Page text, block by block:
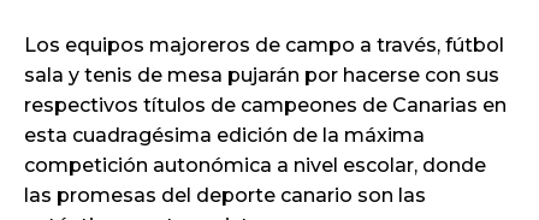
Los equipos majoreros de campo a través, fútbol
sala y tenis de mesa pujarán por hacerse con sus
respectivos títulos de campeones de Canarias en
esta cuadragésima edición de la máxima
competición autonómica a nivel escolar, donde
las promesas del deporte canario son las